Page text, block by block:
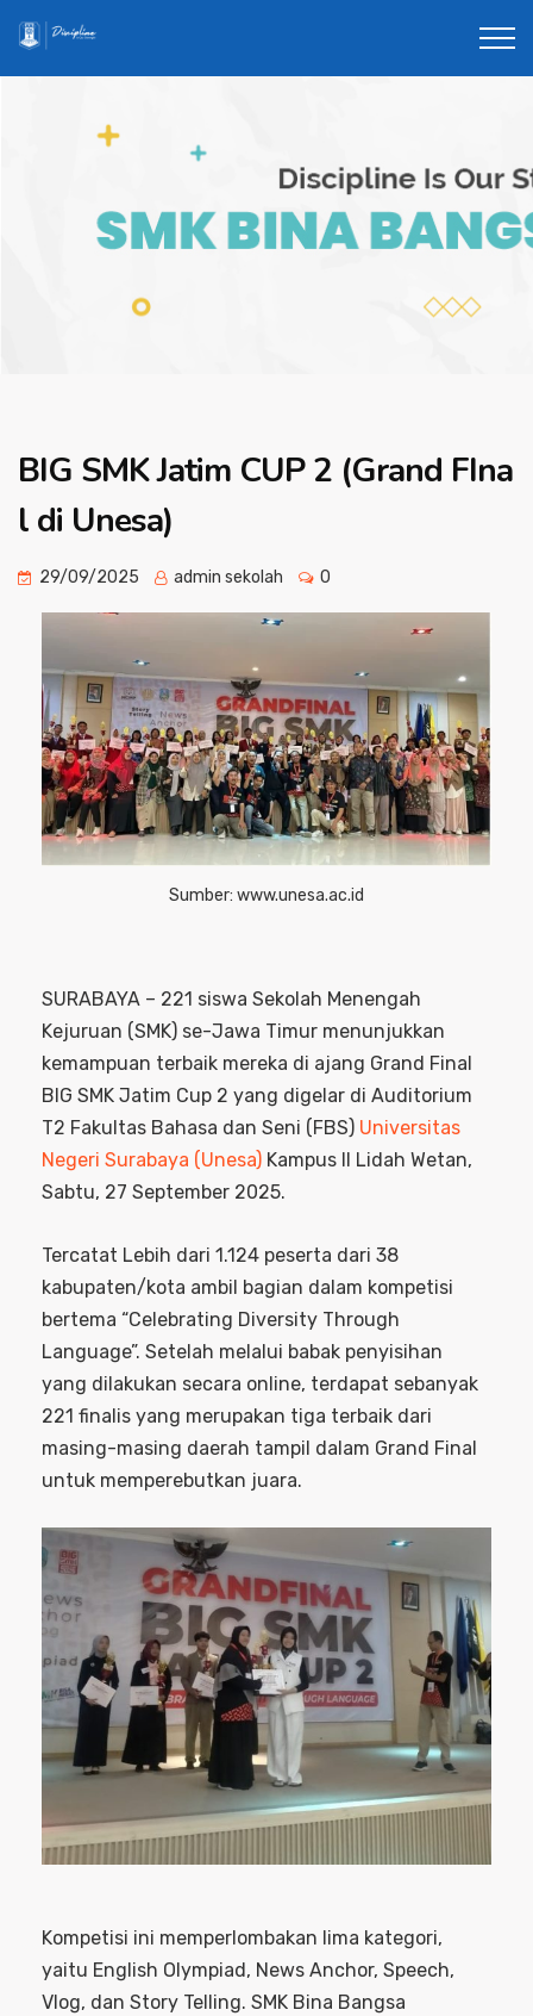
BIG SMK Jatim CUP 2 (Grand FIna
l di Unesa)
29/09/2025 admin sekolah 0
Sumber: www.unesa.ac.id
SURABAYA – 221 siswa Sekolah Menengah
Kejuruan (SMK) se-Jawa Timur menunjukkan
kemampuan terbaik mereka di ajang Grand Final
BIG SMK Jatim Cup 2 yang digelar di Auditorium
T2 Fakultas Bahasa dan Seni (FBS) Universitas
Negeri Surabaya (Unesa) Kampus II Lidah Wetan,
Sabtu, 27 September 2025.
Tercatat Lebih dari 1.124 peserta dari 38
kabupaten/kota ambil bagian dalam kompetisi
bertema “Celebrating Diversity Through
Language”. Setelah melalui babak penyisihan
yang dilakukan secara online, terdapat sebanyak
221 finalis yang merupakan tiga terbaik dari
masing-masing daerah tampil dalam Grand Final
untuk memperebutkan juara.
Kompetisi ini memperlombakan lima kategori,
yaitu English Olympiad, News Anchor, Speech,
Vlog, dan Story Telling. SMK Bina Bangsa